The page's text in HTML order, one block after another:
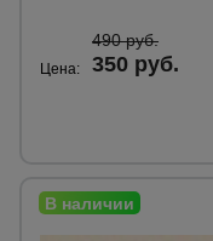
Цена:
490 руб.
350 руб.